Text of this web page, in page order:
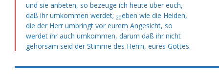
und sie anbeten, so bezeuge ich heute über euch,
daß ihr umkommen werdet; 20eben wie die Heiden,
die der Herr umbringt vor eurem Angesicht, so
werdet ihr auch umkommen, darum daß ihr nicht
gehorsam seid der Stimme des Herrn, eures Gottes.